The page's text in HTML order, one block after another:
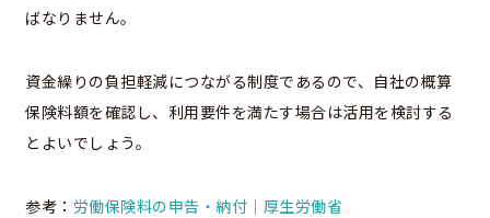
ばなりません。
資金繰りの負担軽減につながる制度であるので、自社の概算
保険料額を確認し、利用要件を満たす場合は活用を検討する
とよいでしょう。
参考： 労働保険料の申告・納付｜厚生労働省